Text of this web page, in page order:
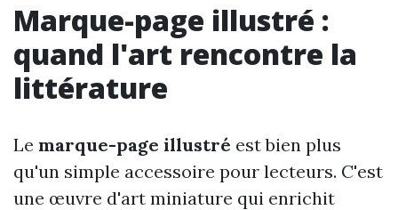
Marque-page illustré :
quand l'art rencontre la
littérature
Le marque-page illustré est bien plus
qu'un simple accessoire pour lecteurs. C'est
une œuvre d'art miniature qui enrichit